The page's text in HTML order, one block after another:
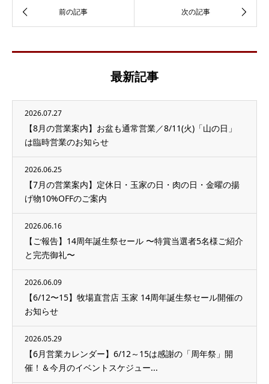
最新記事
2026.07.27
【8月の営業案内】お盆も通常営業／8/11(火)「山の日」
は臨時営業のお知らせ
2026.06.25
【7月の営業案内】定休日・玉家の日・肉の日・金曜の揚
げ物10%OFFのご案内
2026.06.16
【ご報告】14周年誕生祭セール 〜特賞当選者5名様ご紹介
と完売御礼〜
2026.06.09
【6/12〜15】牧場直営店 玉家 14周年誕生祭セール開催の
お知らせ
2026.05.29
【6月営業カレンダー】6/12～15は感謝の「周年祭」開
催！＆今月のイベントスケジュー...